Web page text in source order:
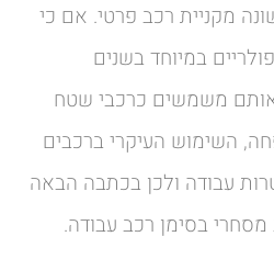
מקניית רכב פרטי. אם כי
במיוחד בשנים
אותם משמשים כרכבי שטח
השימוש העיקרי ברכבים
עבודה ולכן בכתבה הבאה
מסחרי בסימן רכב עבודה.